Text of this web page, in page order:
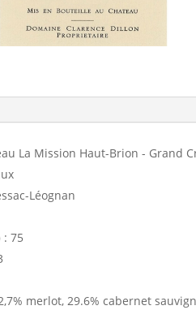
La Mission Haut-Brion - Grand
Léognan
: 75
merlot, 29.6% cabernet